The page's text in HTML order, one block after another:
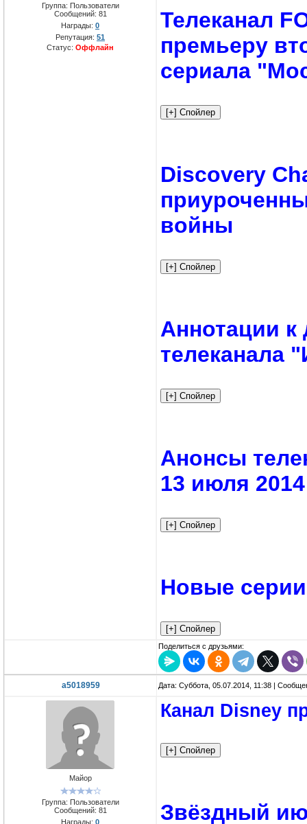
Группа: Пользователи
Сообщений: 81
Награды: 0
Репутация: 51
Статус: Оффлайн
Телеканал
премьеру
сериала
Discovery
войны
Аннотации
телеканала
Анонсы
13 июля 2014
Новые серии
Поделиться с друзьями:
a5018959 Дата: Суббота, 05.07.2014, 11:38 |
Майор
Группа: Пользователи
Сообщений: 81
Награды: 0
Канал Disney
Звёздный